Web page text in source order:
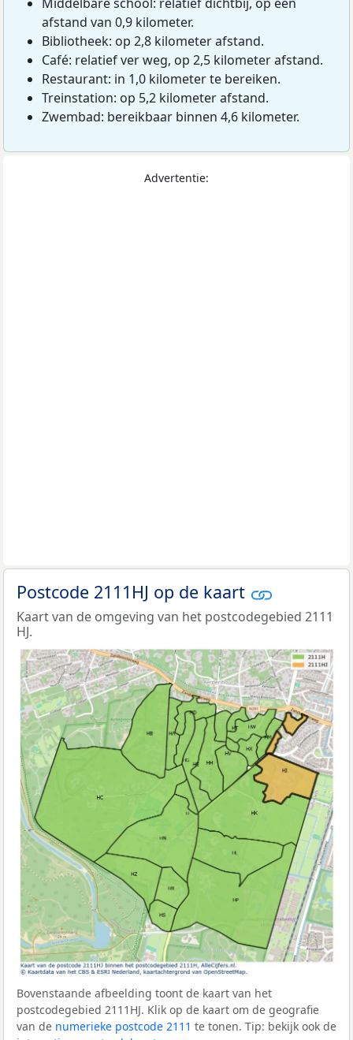
Middelbare school: relatief dichtbij, op een
afstand van 0,9 kilometer.
Bibliotheek: op 2,8 kilometer afstand.
Café: relatief ver weg, op 2,5 kilometer afstand.
Restaurant: in 1,0 kilometer te bereiken.
Treinstation: op 5,2 kilometer afstand.
Zwembad: bereikbaar binnen 4,6 kilometer.
Advertentie:
Postcode 2111HJ op de kaart
Kaart van de omgeving van het postcodegebied 2111
HJ.
Bovenstaande afbeelding toont de kaart van het
postcodegebied 2111HJ. Klik op de kaart om de geografie
van de numerieke postcode 2111 te tonen. Tip: bekijk ook de